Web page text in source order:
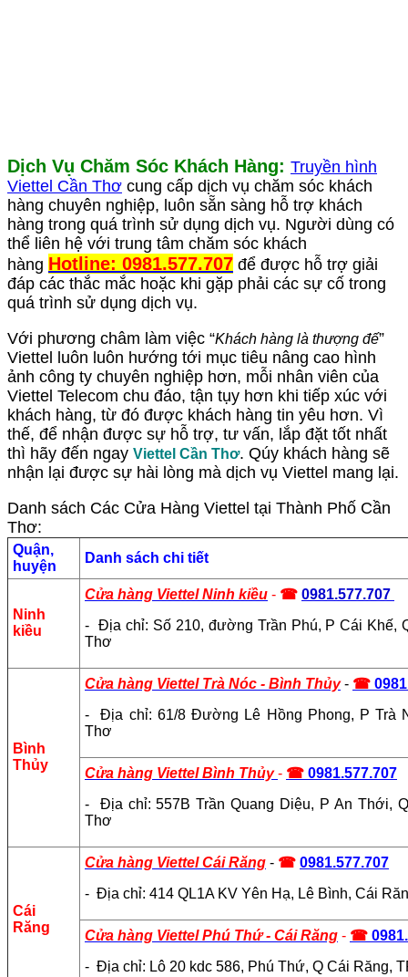
Dịch Vụ Chăm Sóc Khách Hàng: Truyền hình
Viettel Cần Thơ cung cấp dịch vụ chăm sóc khách
hàng chuyên nghiệp, luôn sẵn sàng hỗ trợ khách
hàng trong quá trình sử dụng dịch vụ. Người dùng có
thể liên hệ với trung tâm chăm sóc khách
hàng Hotline: 0981.577.707 để được hỗ trợ giải
đáp các thắc mắc hoặc khi gặp phải các sự cố trong
quá trình sử dụng dịch vụ.
Với phương châm làm việc “Khách hàng là thượng đế”
Viettel luôn luôn hướng tới mục tiêu nâng cao hình
ảnh công ty chuyên nghiệp hơn, mỗi nhân viên của
Viettel Telecom chu đáo, tận tụy hơn khi tiếp xúc với
khách hàng, từ đó được khách hàng tin yêu hơn. Vì
thế, để nhận được sự hỗ trợ, tư vấn, lắp đặt tốt nhất
thì hãy đến ngay Viettel Cần Thơ. Qúy khách hàng sẽ
nhận lại được sự hài lòng mà dịch vụ Viettel mang lại.
Danh sách Các Cửa Hàng Viettel tại Thành Phố Cần
Thơ:
Quận,
huyện
Danh sách chi tiết
Ninh
kiều
Cửa hàng Viettel Ninh kiều - ☎ 0981.577.707
- Địa chỉ: Số 210, đường Trần Phú, P Cái Khế,
Thơ
Bình
Thủy
Cửa hàng Viettel Trà Nóc - Bình Thủy- ☎
- Địa chỉ: 61/8 Đường Lê Hồng Phong, P Trà
Thơ
Cửa hàng Viettel Bình Thủy - ☎ 0981.577.707
- Địa chỉ: 557B Trần Quang Diệu, P An Thới,
Thơ
Cái
Răng
Cửa hàng Viettel Cái Răng - ☎ 0981.577.707
- Địa chỉ: 414 QL1A KV Yên Hạ, Lê Bình, Cái
Cửa hàng Viettel Phú Thứ - Cái Răng - ☎
- Địa chỉ: Lô 20 kdc 586, Phú Thứ, Q Cái Răng,